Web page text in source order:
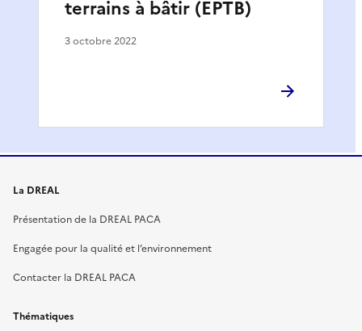
terrains à bâtir (EPTB)
3 octobre 2022
La DREAL
Présentation de la DREAL PACA
Engagée pour la qualité et l’environnement
Contacter la DREAL PACA
Thématiques